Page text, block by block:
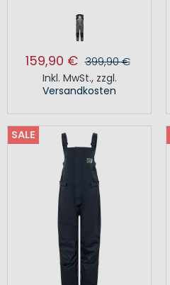
159,90 € 399,90 €
Inkl. MwSt., zzgl.
Versandkosten
SALE